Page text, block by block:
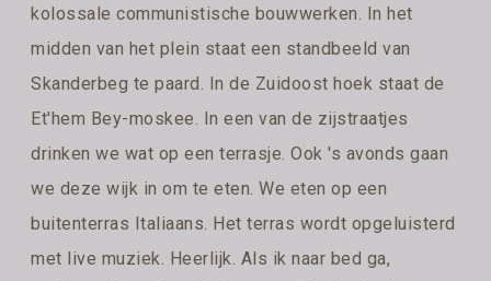
kolossale communistische bouwwerken. In het
midden van het plein staat een standbeeld van
Skanderbeg te paard. In de Zuidoost hoek staat de
Et'hem Bey-moskee. In een van de zijstraatjes
drinken we wat op een terrasje. Ook 's avonds gaan
we deze wijk in om te eten. We eten op een
buitenterras Italiaans. Het terras wordt opgeluisterd
met live muziek. Heerlijk. Als ik naar bed ga,